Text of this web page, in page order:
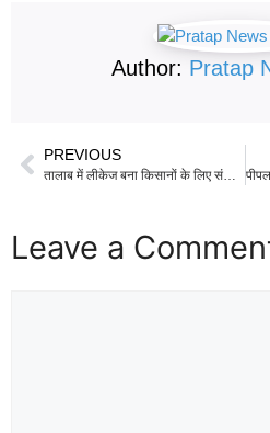
Author: Pratap
PREVIOUS
Leave a